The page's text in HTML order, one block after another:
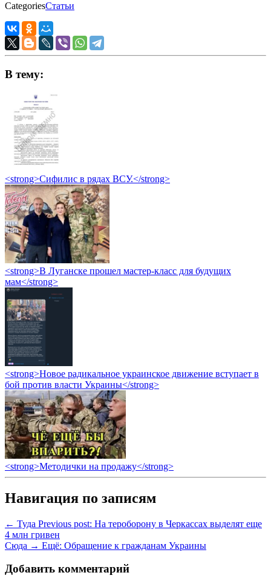
CategoriesСтатьи
В тему:
<strong>Сифилис в рядах ВСУ.</strong>
<strong>В Луганске прошел мастер-класс для будущих
мам</strong>
<strong>Новое радикальное украинское движение вступает в
бой против власти Украины</strong>
<strong>Методички на продажу</strong>
Навигация по записям
← Туда Previous post: На тероборону в Черкассах выделят еще
4 млн гривен
Сюда → Ещё: Обращение к гражданам Украины
Добавить комментарий